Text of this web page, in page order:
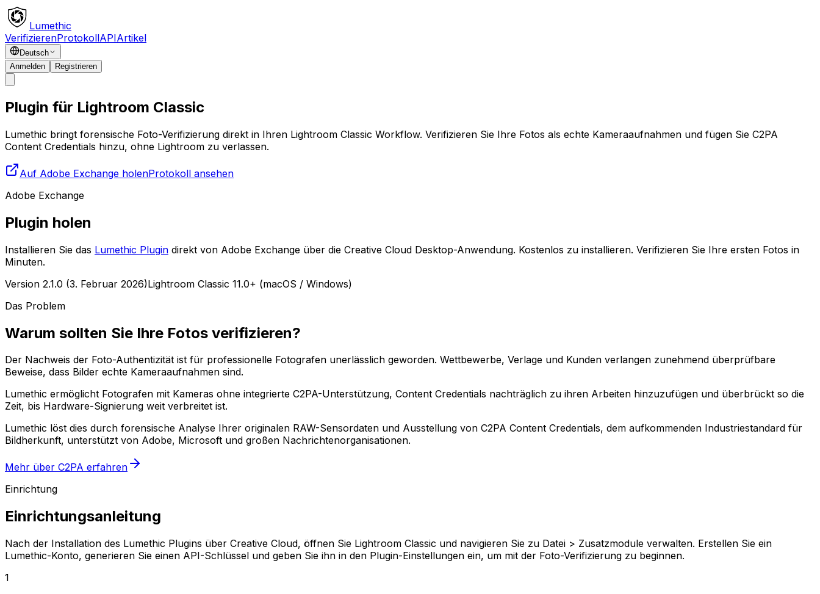
Lumethic
VerifizierenProtokollAPIArtikel
Deutsch
Anmelden
Registrieren
Plugin für Lightroom Classic
Lumethic bringt forensische Foto-Verifizierung direkt in Ihren Lightroom Classic Workflow. Verifizieren Sie Ihre Fotos als echte Kameraaufnahmen und fügen Sie C2PA
Content Credentials hinzu, ohne Lightroom zu verlassen.
Auf Adobe Exchange holenProtokoll ansehen
Adobe Exchange
Plugin holen
Installieren Sie das Lumethic Plugin direkt von Adobe Exchange über die Creative Cloud Desktop-Anwendung. Kostenlos zu installieren. Verifizieren Sie Ihre ersten Fotos in
Minuten.
Version 2.1.0 (3. Februar 2026)Lightroom Classic 11.0+ (macOS / Windows)
Das Problem
Warum sollten Sie Ihre Fotos verifizieren?
Der Nachweis der Foto-Authentizität ist für professionelle Fotografen unerlässlich geworden. Wettbewerbe, Verlage und Kunden verlangen zunehmend überprüfbare
Beweise, dass Bilder echte Kameraaufnahmen sind.
Lumethic ermöglicht Fotografen mit Kameras ohne integrierte C2PA-Unterstützung, Content Credentials nachträglich zu ihren Arbeiten hinzuzufügen und überbrückt so die
Zeit, bis Hardware-Signierung weit verbreitet ist.
Lumethic löst dies durch forensische Analyse Ihrer originalen RAW-Sensordaten und Ausstellung von C2PA Content Credentials, dem aufkommenden Industriestandard für
Bildherkunft, unterstützt von Adobe, Microsoft und großen Nachrichtenorganisationen.
Mehr über C2PA erfahren
Einrichtung
Einrichtungsanleitung
Nach der Installation des Lumethic Plugins über Creative Cloud, öffnen Sie Lightroom Classic und navigieren Sie zu Datei > Zusatzmodule verwalten. Erstellen Sie ein
Lumethic-Konto, generieren Sie einen API-Schlüssel und geben Sie ihn in den Plugin-Einstellungen ein, um mit der Foto-Verifizierung zu beginnen.
1